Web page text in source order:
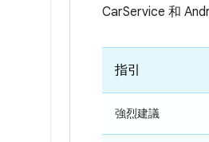
CarService 和
指引
強烈建議